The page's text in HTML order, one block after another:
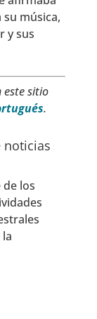
música,
y sus
este sitio
.
noticias
los